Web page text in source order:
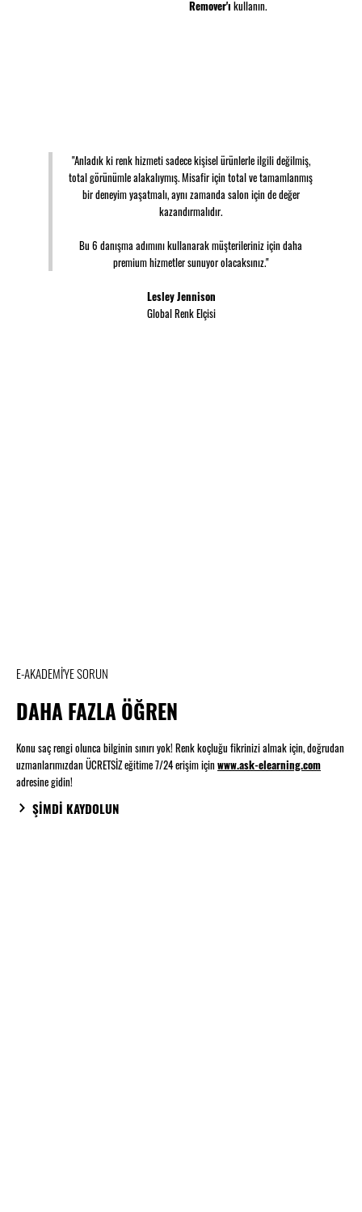
Remover'ı kullanın.
"Anladık ki renk hizmeti sadece kişisel ürünlerle ilgili değilmiş,
total görünümle alakalıymış. Misafir için total ve tamamlanmış
bir deneyim yaşatmalı, aynı zamanda salon için de değer
kazandırmalıdır.
Bu 6 danışma adımını kullanarak müşterileriniz için daha
premium hizmetler sunuyor olacaksınız."
Lesley Jennison
Global Renk Elçisi
E-AKADEMİ'YE SORUN
DAHA FAZLA ÖĞREN
Konu saç rengi olunca bilginin sınırı yok! Renk koçluğu fikrinizi almak için, doğrudan
uzmanlarımızdan ÜCRETSİZ eğitime 7/24 erişim için www.ask-elearning.com
adresine gidin!
ŞİMDİ KAYDOLUN